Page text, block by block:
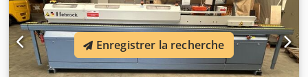
Enregistrer la recherche